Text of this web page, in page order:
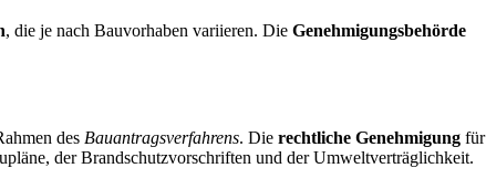
, die je nach Bauvorhaben variieren. Die Genehmigungsbehörde
des Bauantragsverfahrens. Die rechtliche Genehmigung für
der Brandschutzvorschriften und der Umweltverträglichkeit.